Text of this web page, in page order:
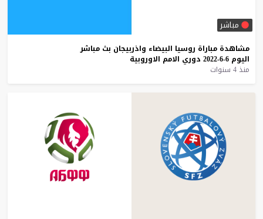
مباشر
مشاهدة مباراة روسيا البيضاء واذربيجان بث مباشر
اليوم 6-6-2022 دوري الامم الاوروبية
منذ 4 سنوات